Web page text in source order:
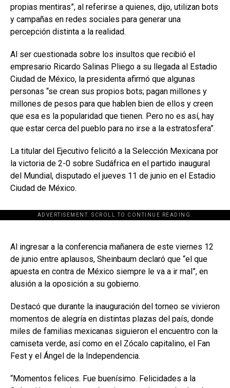
propias mentiras”, al referirse a quienes, dijo, utilizan bots
y campañas en redes sociales para generar una
percepción distinta a la realidad.
Al ser cuestionada sobre los insultos que recibió el
empresario Ricardo Salinas Pliego a su llegada al Estadio
Ciudad de México, la presidenta afirmó que algunas
personas “se crean sus propios bots; pagan millones y
millones de pesos para que hablen bien de ellos y creen
que esa es la popularidad que tienen. Pero no es así, hay
que estar cerca del pueblo para no irse a la estratosfera”.
La titular del Ejecutivo felicitó a la Selección Mexicana por
la victoria de 2-0 sobre Sudáfrica en el partido inaugural
del Mundial, disputado el jueves 11 de junio en el Estadio
Ciudad de México.
ADVERTISEMENT. SCROLL TO CONTINUE READING.
[adsforwp id="243463"]
Al ingresar a la conferencia mañanera de este viernes 12
de junio entre aplausos, Sheinbaum declaró que “el que
apuesta en contra de México siempre le va a ir mal”, en
alusión a la oposición a su gobierno.
Destacó que durante la inauguración del torneo se vivieron
momentos de alegría en distintas plazas del país, donde
miles de familias mexicanas siguieron el encuentro con la
camiseta verde, así como en el Zócalo capitalino, el Fan
Fest y el Ángel de la Independencia.
“Momentos felices. Fue buenísimo. Felicidades a la